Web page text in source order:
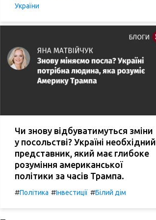
України
Чи знову відбуватимуться зміни
у посольстві? Україні необхідний
представник, який має глибоке
розуміння американської
політики за часів Трампа.
#Політика #Інвестиції #Білий дім